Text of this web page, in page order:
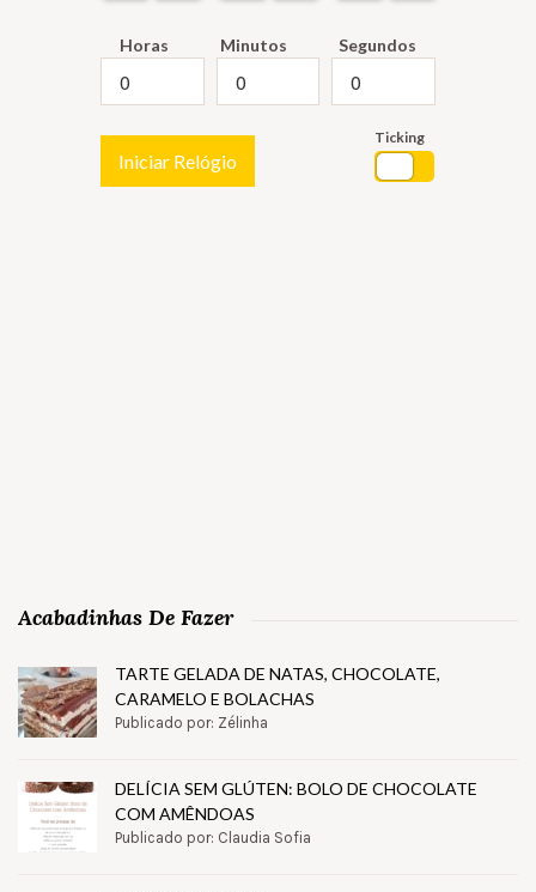
Horas Minutos Segundos
Iniciar Relógio
Ticking
Acabadinhas De Fazer
TARTE GELADA DE NATAS, CHOCOLATE,
CARAMELO E BOLACHAS
Publicado por: Zélinha
DELÍCIA SEM GLÚTEN: BOLO DE CHOCOLATE
COM AMÊNDOAS
Publicado por: Claudia Sofia